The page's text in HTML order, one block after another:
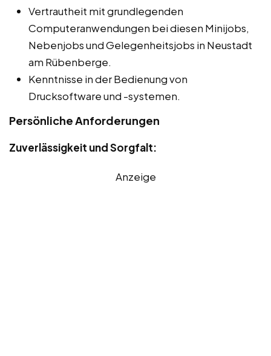
Vertrautheit mit grundlegenden
Computeranwendungen bei diesen Minijobs,
Nebenjobs und Gelegenheitsjobs in Neustadt
am Rübenberge.
Kenntnisse in der Bedienung von
Drucksoftware und -systemen.
Persönliche Anforderungen
Zuverlässigkeit und Sorgfalt:
Anzeige